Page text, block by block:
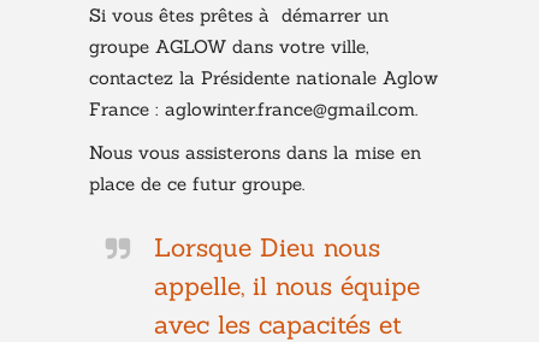
Si vous êtes prêtes à démarrer un
groupe AGLOW dans votre ville,
contactez la Présidente nationale Aglow
France : aglowinter.france@gmail.com.
Nous vous assisterons dans la mise en
place de ce futur groupe.
Lorsque Dieu nous
appelle, il nous équipe
avec les capacités et